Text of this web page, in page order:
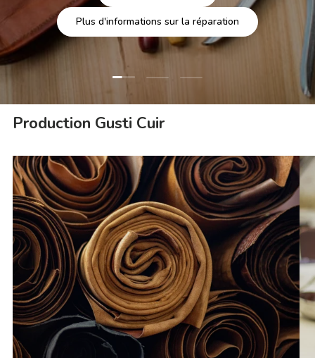
Plus d'informations sur la réparation
Charger la diapositive 1 de 3
Charger la diapositive 2 de 3
Charger la diapositive 3
Production Gusti Cuir